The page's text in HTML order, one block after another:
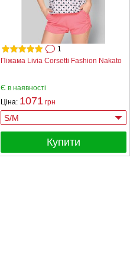
Пiжама Livia Corsetti Fashion Nakato
1
Є в наявності
Ціна: 1071 грн
Купити